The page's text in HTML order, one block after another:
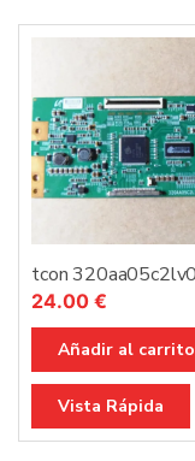
tcon
24.00 €
Añadir al carrito
Vista Rápida